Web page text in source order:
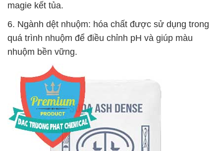
magie kết tủa.
6. Ngành dệt nhuộm: hóa chất được sử dụng trong
quá trình nhuộm để điều chỉnh pH và giúp màu
nhuộm bền vững.